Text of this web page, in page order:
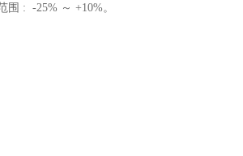
围 : -25% ～ +10%。